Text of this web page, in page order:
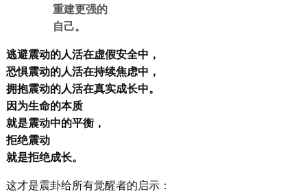
重建更强的
自己。
逃避震动的人活在虚假安全中，
恐惧震动的人活在持续焦虑中，
拥抱震动的人活在真实成长中。
因为生命的本质
就是震动中的平衡，
拒绝震动
就是拒绝成长。
这才是震卦给所有觉醒者的启示：